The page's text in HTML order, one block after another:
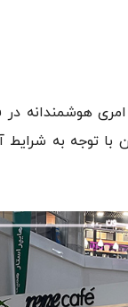
هوشمندانه
توجه به شرایط